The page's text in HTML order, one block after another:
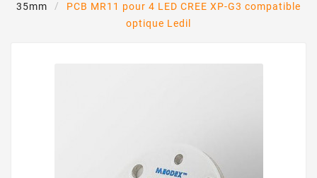
35mm
PCB MR11 pour 4 LED CREE XP-G3 compatible
optique Ledil